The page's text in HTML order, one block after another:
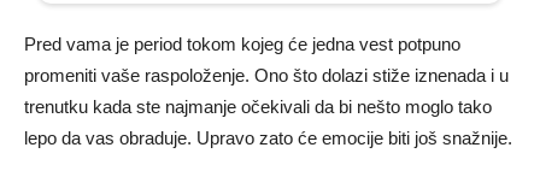
Pred vama je period tokom kojeg će jedna vest potpuno
promeniti vaše raspoloženje. Ono što dolazi stiže iznenada i u
trenutku kada ste najmanje očekivali da bi nešto moglo tako
lepo da vas obraduje. Upravo zato će emocije biti još snažnije.